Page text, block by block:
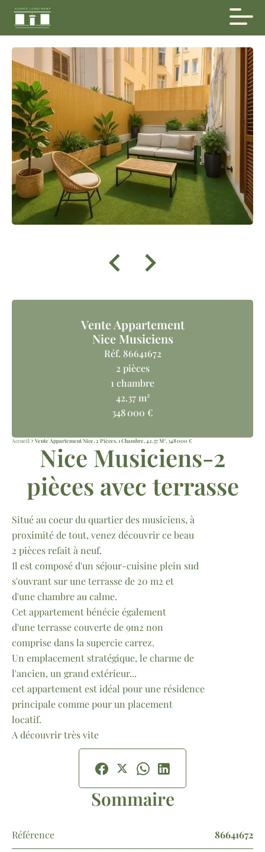
Vente Appartement
Nice Musiciens
Réf. 86641672
2 pièces
1 chambre
42.37 m²
348 000 €
Accueil Vente Appartement Nice, 2 Pièces, 1 Chambre, 42.37 M², 348 000 €
Nice Musiciens-2
pièces avec terrasse
Situé au coeur du quartier des musiciens, à
proximité de tout, venez découvrir ce beau
2 pièces refait à neuf.
Il est composé d'un séjour-cuisine plein sud
s'ouvrant sur une terrasse de 20 m2 et
d'une chambre au calme.
Cet appartement bénécie également
d'une terrasse couverte de 9m2 non
comprise dans la supercie carrez.
Un emplacement stratégique, le charme de
l'ancien, un grand extérieur...
cet appartement est idéal pour une résidence
principale comme pour un placement
locatif.
A découvrir très vite
Sommaire
Référence 86641672